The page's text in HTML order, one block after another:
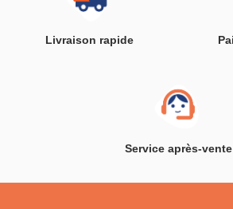
Livraison rapide
Service après-vente